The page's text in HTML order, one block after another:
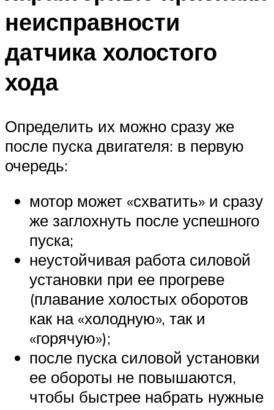
неисправности
датчика холостого
хода
Определить их можно сразу же
после пуска двигателя: в первую
очередь:
мотор может «схватить» и сразу
же заглохнуть после успешного
пуска;
неустойчивая работа силовой
установки при ее прогреве
(плавание холостых оборотов
как на «холодную», так и
«горячую»);
после пуска силовой установки
ее обороты не повышаются,
чтобы быстрее набрать нужные